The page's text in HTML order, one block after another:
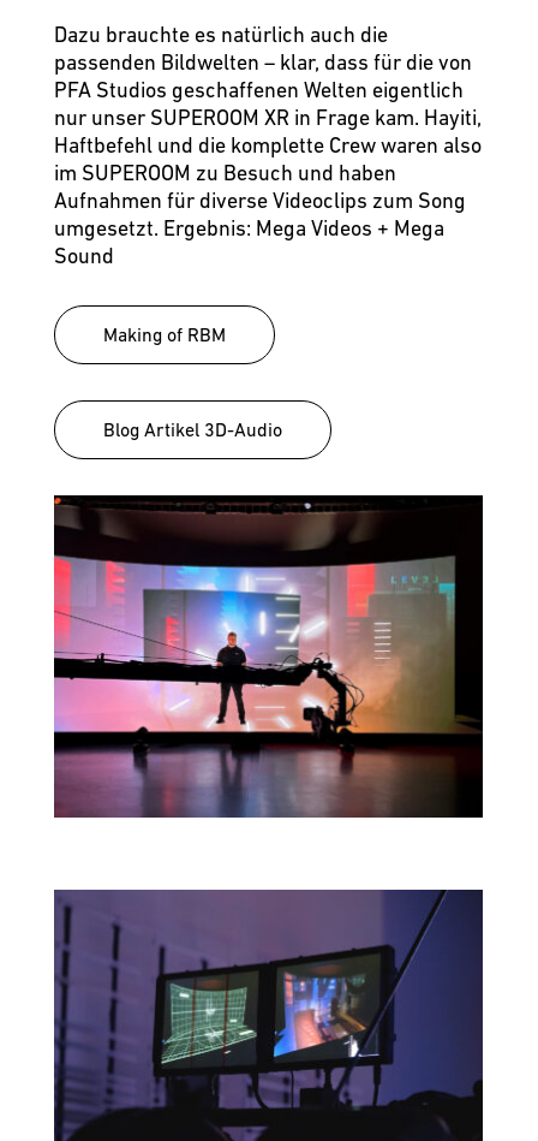
Dazu brauchte es natürlich auch die
passenden Bildwelten – klar, dass für die von
PFA Studios geschaffenen Welten eigentlich
nur unser SUPEROOM XR in Frage kam. Hayiti,
Haftbefehl und die komplette Crew waren also
im SUPEROOM zu Besuch und haben
Aufnahmen für diverse Videoclips zum Song
umgesetzt. Ergebnis: Mega Videos + Mega
Sound
Making of RBM
Blog Artikel 3D-Audio